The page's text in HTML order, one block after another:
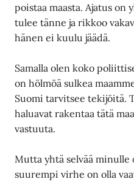
poistaa maasta. Ajatus on
tulee tänne ja rikkoo
hänen ei kuulu jäädä.
Samalla olen koko
on hölmöä sulkea
Suomi tarvitsee tekijöitä.
haluavat rakentaa tätä
vastuuta.
Mutta yhtä selvää minulle
suurempi virhe on olla